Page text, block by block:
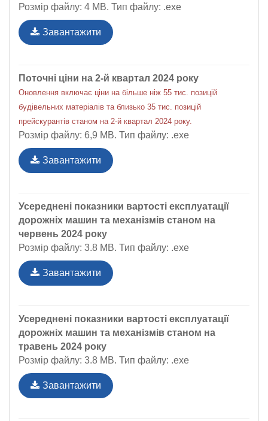
Розмір файлу: 4 MB. Тип файлу: .exe
Завантажити
Поточні ціни на 2-й квартал 2024 року
Оновлення включає ціни на більше ніж 55 тис. позицій
будівельних матеріалів та близько 35 тис. позицій
прейскурантів станом на 2-й квартал 2024 року.
Розмір файлу: 6,9 MB. Тип файлу: .exe
Завантажити
Усереднені показники вартості експлуатації
дорожніх машин та механізмів станом на
червень 2024 року
Розмір файлу: 3.8 MB. Тип файлу: .exe
Завантажити
Усереднені показники вартості експлуатації
дорожніх машин та механізмів станом на
травень 2024 року
Розмір файлу: 3.8 MB. Тип файлу: .exe
Завантажити